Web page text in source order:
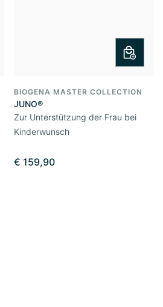
BIOGENA MASTER COLLECTION
JUNO®
Zur Unterstützung der Frau bei
Kinderwunsch
€ 159,90